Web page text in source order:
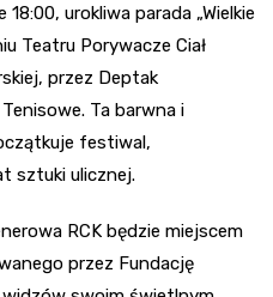
urokliwa parada „Wielkie
Teatru Porywacze Ciał
przez Deptak
Ta barwna i
festiwal,
sztuki ulicznej.
RCK będzie miejscem
przez Fundację